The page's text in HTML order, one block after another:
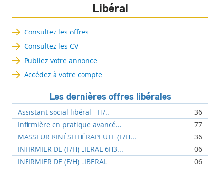
Libéral
Consultez les offres
Consultez les CV
Publiez votre annonce
Accédez à votre compte
Les dernières offres libérales
Assistant social libéral - H/...
36
Infirmière en pratique avancé...
77
MASSEUR KINÉSITHÉRAPEUTE (F/H...
36
INFIRMIER DE (F/H) LIERAL 6H3...
06
INFIRMIER DE (F/H) LIBERAL
06